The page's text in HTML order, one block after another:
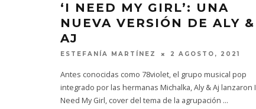
‘I NEED MY GIRL’: UNA
NUEVA VERSIÓN DE ALY &
AJ
ESTEFANÍA MARTÍNEZ 2 AGOSTO, 2021
Antes conocidas como 78violet, el grupo musical pop
integrado por las hermanas Michalka, Aly & Aj lanzaron I
Need My Girl, cover del tema de la agrupación ...